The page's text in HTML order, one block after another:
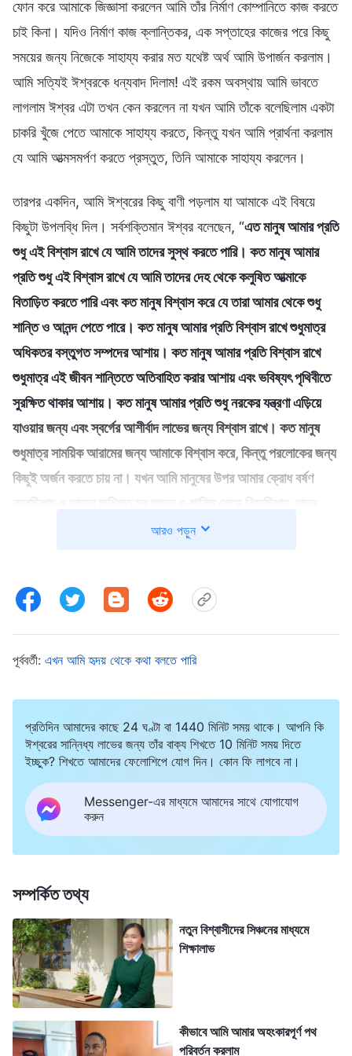
ফোন করে আমাকে জিজ্ঞাসা করলেন আমি তাঁর নির্মাণ কোম্পানিতে কাজ করতে
চাই কিনা। যদিও নির্মাণ কাজ ক্লান্তিকর, এক সপ্তাহের কাজের পরে কিছু
সময়ের জন্য নিজেকে সাহায্য করার মত যথেষ্ট অর্থ আমি উপার্জন করলাম।
আমি সত্যিই ঈশ্বরকে ধন্যবাদ দিলাম! এই রকম অবস্থায় আমি ভাবতে
লাগলাম ঈশ্বর এটা তখন কেন করলেন না যখন আমি তাঁকে বলেছিলাম একটা
চাকরি খুঁজে পেতে আমাকে সাহায্য করতে, কিন্তু যখন আমি প্রার্থনা করলাম
যে আমি আত্মসমর্পণ করতে প্রস্তুত, তিনি আমাকে সাহায্য করলেন।
তারপর একদিন, আমি ঈশ্বরের কিছু বাণী পড়লাম যা আমাকে এই বিষয়ে
কিছুটা উপলব্ধি দিল। সর্বশক্তিমান ঈশ্বর বলেছেন, “এত মানুষ আমার প্রতি
শুধু এই বিশ্বাস রাখে যে আমি তাদের সুস্থ করতে পারি। কত মানুষ আমার
প্রতি শুধু এই বিশ্বাস রাখে যে আমি তাদের দেহ থেকে কলুষিত আত্মাকে
বিতাড়িত করতে পারি এবং কত মানুষ বিশ্বাস করে যে তারা আমার থেকে শুধু
শান্তি ও আনন্দ পেতে পারে। কত মানুষ আমার প্রতি বিশ্বাস রাখে শুধুমাত্র
অধিকতর বস্তুগত সম্পদের আশায়। কত মানুষ আমার প্রতি বিশ্বাস রাখে
শুধুমাত্র এই জীবন শান্তিতে অতিবাহিত করার আশায় এবং ভবিষ্যৎ পৃথিবীতে
সুরক্ষিত থাকার আশায়। কত মানুষ আমার প্রতি শুধু নরকের যন্ত্রণা এড়িয়ে
যাওয়ার জন্য এবং স্বর্গের আশীর্বাদ লাভের জন্য বিশ্বাস রাখে। কত মানুষ
শুধুমাত্র সাময়িক আরামের জন্য আমাকে বিশ্বাস করে, কিন্তু পরলোকের জন্য
কিছুই অর্জন করতে চায় না। যখন আমি মানুষের উপর আমার ক্রোধ বর্ষণ
তখন সন্দিহান হয়ে পড়েছিল। আমি যখন তাদের নরকের যন্ত্রণা দিয়েছিলাম এবং
মনোযোগ দিইনি এবং তার প্রতি আমার ঘৃণার উদ্রেক হয়েছিল; মানুষ আমাকে
মানুষ আমার কাছে যা যা দাবি করেছিল সেই সব আমি কেড়ে নিয়েছিলাম,
আমাকে বিশ্বাস করে কারণ আমি খুব বেশি অনুগ্রহ করি এবং আমার থেকে
তাদের অনেক কিছু পাওয়ার আছে”(বাক্য, খণ্ড ১, ঈশ্বরের আবির্ভাব ও তাঁর
কার্য, তুমি বিশ্বাস সম্পর্কে কী জানো?) । “এটি আশীর্বাদ গ্রহীতা ও দাতার মধ্যে
একটি সম্পর্ক। স্পষ্টভাবে বলতে গেলে, এটি কর্মচারী এবং নিয়োগকর্তার সম্পর্কের
অনুরূপ। কর্মচারী শুধুমাত্র নিয়োগকর্তা প্রদত্ত পুরস্কার পাওয়ার জন্যই কাজ
করে। এমন সম্পর্কের মধ্যে কোনো স্নেহ নেই, আছে শুধু লেনদেন। কোনো
ভালবাসার আদানপ্রদান নেই, শুধুমাত্র দাক্ষিণ্য এবং করুণা। কোন বোঝাপড়া
শুধুমাত্র অলঙ্ঘনীয় এক দূরত্ব। এখন যখন বিষয়গুলি এই জায়গায় এসে
দাঁড়িয়েছে, কে এই ধারাকে বিপরীতমুখী করতে পারে? আর, এই সম্পর্ক যে কতটা
ভয়াবহ হয়ে উঠেছে সে কথা সত্যকার অর্থে বোঝার ক্ষমতা কতজনের আছে?
আমি বিশ্বাস করি যে মানুষ যখন আশীর্বাদ পাওয়ার আনন্দে নিজেকে নিমজ্জিত
করে, তখন কেউ কল্পনাও করতে পরে না যে ঈশ্বরের সাথে এই ধরনের সম্পর্ক
কতটা বিব্রতকর এবং কুৎসিত
(বাক্য, খণ্ড ১, ঈশ্বরের আবির্ভাব ও তাঁর কার্য,
আরও পড়ুন
পূর্ববর্তী: এখন আমি হৃদয় থেকে কথা বলতে পারি
প্রতিদিন আমাদের কাছে 24 ঘণ্টা বা 1440 মিনিট সময় থাকে। আপনি কি
ঈশ্বরের সান্নিধ্য লাভের জন্য তাঁর বাক্য শিখতে 10 মিনিট সময় দিতে
ইচ্ছুক? শিখতে আমাদের ফেলোশিপে যোগ দিন। কোন ফি লাগবে না।
Messenger-এর মাধ্যমে আমাদের সাথে যোগাযোগ
করুন
সম্পর্কিত তথ্য
নতুন বিশ্বাসীদের সিঞ্চনের মাধ্যমে
শিক্ষালাভ
কীভাবে আমি আমার অহংকারপূর্ণ পথ
পরিবর্তন করলাম